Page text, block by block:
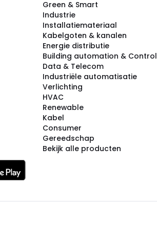
Green & Smart
Industrie
Installatiemateriaal
Kabelgoten & kanalen
Energie distributie
Building automation & Control
Data & Telecom
Industriële automatisatie
Verlichting
HVAC
Renewable
Kabel
Consumer
Gereedschap
Bekijk alle producten